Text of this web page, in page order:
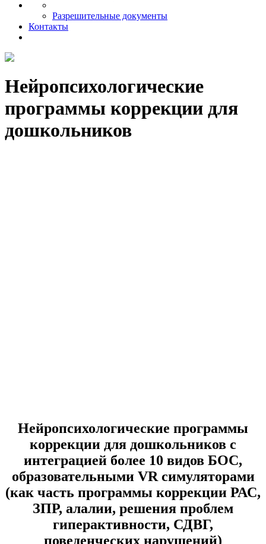
Разрешительные документы
Контакты
Нейропсихологические
программы коррекции для
дошкольников
Нейропсихологические программы
коррекции для дошкольников с
интеграцией более 10 видов БОС,
образовательными VR симуляторами
(как часть программы коррекции РАС,
ЗПР, алалии, решения проблем
гиперактивности, СДВГ,
поведенческих нарушений)